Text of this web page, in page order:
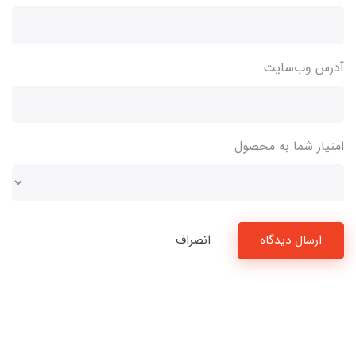
آدرس وب‌سایت
امتیاز شما به محصول
ارسال دیدگاه انصراف